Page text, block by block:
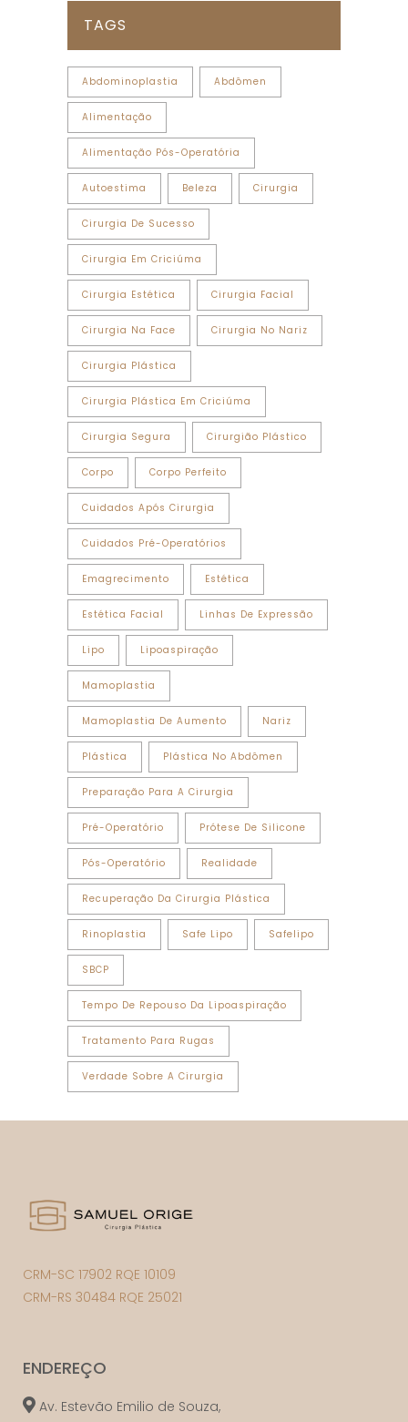
TAGS
Abdominoplastia Abdômen
Alimentação
Alimentação Pós-Operatória
Autoestima Beleza Cirurgia
Cirurgia De Sucesso
Cirurgia Em Criciúma
Cirurgia Estética Cirurgia Facial
Cirurgia Na Face Cirurgia No Nariz
Cirurgia Plástica
Cirurgia Plástica Em Criciúma
Cirurgia Segura Cirurgião Plástico
Corpo Corpo Perfeito
Cuidados Após Cirurgia
Cuidados Pré-Operatórios
Emagrecimento Estética
Estética Facial Linhas De Expressão
Lipo Lipoaspiração
Mamoplastia
Mamoplastia De Aumento Nariz
Plástica Plástica No Abdômen
Preparação Para A Cirurgia
Pré-Operatório Prótese De Silicone
Pós-Operatório Realidade
Recuperação Da Cirurgia Plástica
Rinoplastia Safe Lipo Safelipo
SBCP
Tempo De Repouso Da Lipoaspiração
Tratamento Para Rugas
Verdade Sobre A Cirurgia
CRM-SC 17902 RQE 10109
CRM-RS 30484 RQE 25021
ENDEREÇO
Av. Estevão Emilio de Souza,